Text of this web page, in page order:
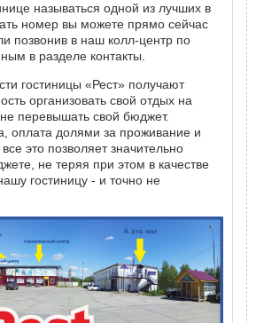
называться одной из лучших в
номер вы можете прямо сейчас
позвонив в наш колл-центр по
в разделе контакты.
гостиницы «Рест» получают
организовать свой отдых на
перевышать свой бюджет.
оплата долями за проживание и
это позволяет значительно
не теряя при этом в качестве
гостиницу - и точно не